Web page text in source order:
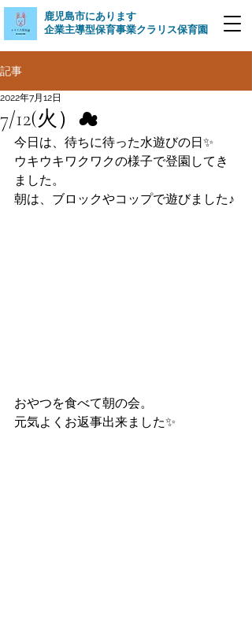
​鹿児島市にあります
企業主導型保育事業クラリス保育園
記事
7/12(火）☁
2022年7月12日
今日は、待ちに待った水遊びの日✨
ウキウキワクワクの様子で登園してき
ました。
朝は、ブロックやコップで遊びました♪
おやつを食べて朝の会。
元気よくお返事出来ました✨